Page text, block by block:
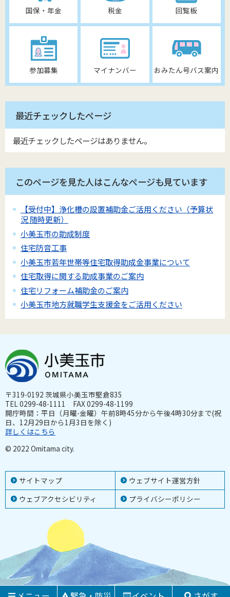
国保・年金 税金 回覧板
参加募集 マイナンバー おみたん号バス案内
最近チェックしたページ
最近チェックしたページはありません。
このページを見た人はこんなページも見ています
【受付中】浄化槽の設置補助金ご活用ください（予算状
況 随時更新）
小美玉市の助成制度
住宅防音工事
小美玉市若年世帯等住宅取得助成金事業について
住宅取得に関する助成事業のご案内
住宅リフォーム補助金のご案内
小美玉市地方就職学生支援金をご活用ください
サイトマップ
ウェブサイト運営方針
ウェブアクセシビリティ
プライバシーポリシー
〒319-0192 茨城県小美玉市堅倉835
TEL 0299-48-1111 FAX 0299-48-1199
開庁時間：平日（月曜-金曜）午前8時45分から午後4時30分まで(祝
日、12月29日から1月3日を除く)
詳しくはこちら
© 2022 Omitama city.